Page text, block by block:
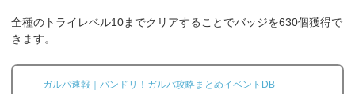
全種のトライレベル10までクリアすることでバッジを630個獲得で
きます。
ガルパ速報｜バンドリ！ガルパ攻略まとめイベントDB